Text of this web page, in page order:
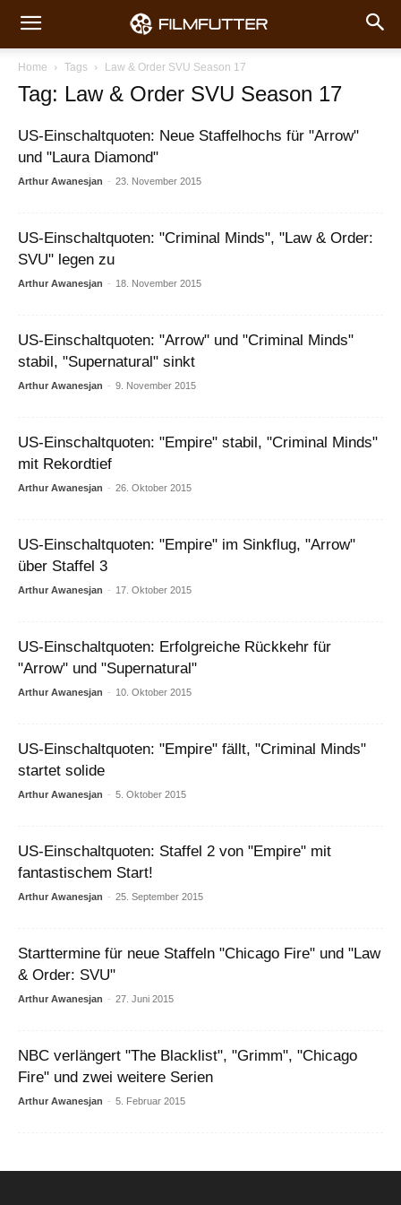
Home Tags Law & Order SVU Season 17
Tag: Law & Order SVU Season 17
US-Einschaltquoten: Neue Staffelhochs für "Arrow"
und "Laura Diamond"
Arthur Awanesjan - 23. November 2015
US-Einschaltquoten: "Criminal Minds", "Law & Order:
SVU" legen zu
Arthur Awanesjan - 18. November 2015
US-Einschaltquoten: "Arrow" und "Criminal Minds"
stabil, "Supernatural" sinkt
Arthur Awanesjan - 9. November 2015
US-Einschaltquoten: "Empire" stabil, "Criminal Minds"
mit Rekordtief
Arthur Awanesjan - 26. Oktober 2015
US-Einschaltquoten: "Empire" im Sinkflug, "Arrow"
über Staffel 3
Arthur Awanesjan - 17. Oktober 2015
US-Einschaltquoten: Erfolgreiche Rückkehr für
"Arrow" und "Supernatural"
Arthur Awanesjan - 10. Oktober 2015
US-Einschaltquoten: "Empire" fällt, "Criminal Minds"
startet solide
Arthur Awanesjan - 5. Oktober 2015
US-Einschaltquoten: Staffel 2 von "Empire" mit
fantastischem Start!
Arthur Awanesjan - 25. September 2015
Starttermine für neue Staffeln "Chicago Fire" und "Law
& Order: SVU"
Arthur Awanesjan - 27. Juni 2015
NBC verlängert "The Blacklist", "Grimm", "Chicago
Fire" und zwei weitere Serien
Arthur Awanesjan - 5. Februar 2015